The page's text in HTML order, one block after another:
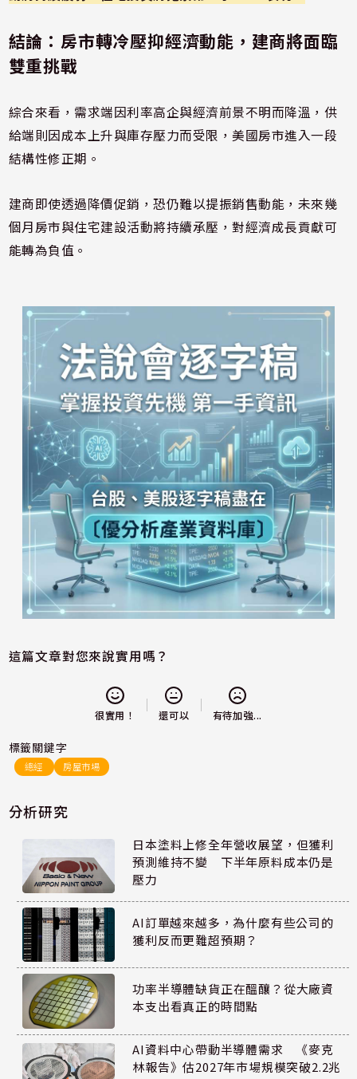
結論：房市轉冷壓抑經濟動能，建商將面臨
雙重挑戰
綜合來看，需求端因利率高企與經濟前景不明而降溫，供
給端則因成本上升與庫存壓力而受限，美國房市進入一段
結構性修正期。
建商即使透過降價促銷，恐仍難以提振銷售動能，未來幾
個月房市與住宅建設活動將持續承壓，對經濟成長貢獻可
能轉為負值。
這篇文章對您來說實用嗎？
很實用！ 還可以 有待加強...
標籤關鍵字
總經 房屋市場
分析研究
日本塗料上修全年營收展望，但獲利
預測維持不變 下半年原料成本仍是
壓力
AI訂單越來越多，為什麼有些公司的
獲利反而更難超預期？
功率半導體缺貨正在醞釀？從大廠資
本支出看真正的時間點
AI資料中心帶動半導體需求 《麥克
林報告》估2027年市場規模突破2.2兆